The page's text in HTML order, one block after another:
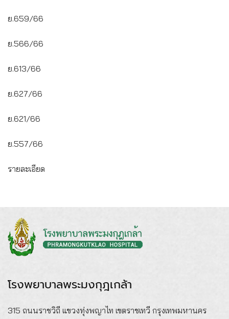
ย.659/66
ย.566/66
ย.613/66
ย.627/66
ย.621/66
ย.557/66
รายละเอียด
โรงพยาบาลพระมงกุฎเกล้า
315 ถนนราชวิถี แขวงทุ่งพญาไท เขตราชเทวี กรุงเทพมหานคร